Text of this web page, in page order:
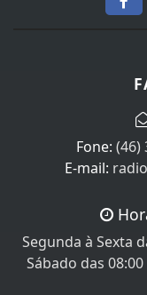
Fone: (46)
E-mail:
Segunda à Sexta
Sábado das